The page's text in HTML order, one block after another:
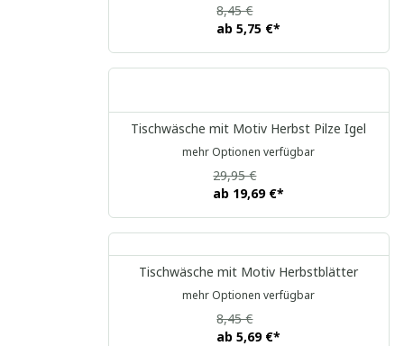
ab 5,75 €*
8,45 €
Tischwäsche mit Motiv Herbst Pilze Igel
mehr Optionen verfügbar
ab 19,69 €*
29,95 €
Tischwäsche mit Motiv Herbstblätter
mehr Optionen verfügbar
ab 5,69 €*
8,45 €